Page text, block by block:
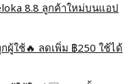
8.8 ลูกค้าใหม่บนแอป
ผู้ใช้🔥 ลดเพิ่ม ฿250 ใช้ได้